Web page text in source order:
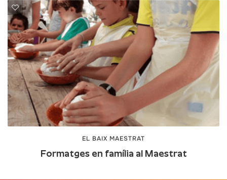
EL BAIX MAESTRAT
Formatges en família al Maestrat